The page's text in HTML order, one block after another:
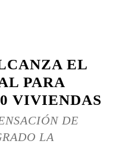
EL
PARA
VIVIENDAS
DE
LA